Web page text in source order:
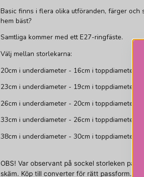
Basic finns i flera olika utföranden, färger och
hem bäst?
Samtliga kommer med ett E27-ringfäste.
Välj mellan storlekarna:
20cm i underdiameter - 16cm i toppdiameter
23cm i underdiameter - 19cm i toppdiameter -
26cm i underdiameter - 20cm i toppdiameter -
33cm i underdiameter - 26cm i toppdiameter
38cm i underdiameter - 30cm i toppdiameter -
OBS! Var observant på sockel storleken på
skäm. Köp till converter för rätt passform.